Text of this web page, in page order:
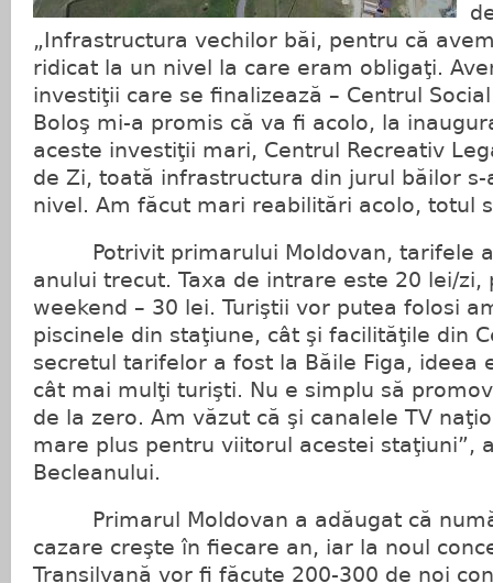
„Infrastructura vechilor băi, pentru că
ridicat la un nivel la care eram obligaţi.
investiţii care se finalizează – Centrul
Boloş mi-a promis că va fi acolo, la
aceste investiţii mari, Centrul Recreativ
de Zi, toată infrastructura din jurul băilor
nivel. Am făcut mari reabilitări acolo, totul
Potrivit primarului Moldovan, tarifele
anului trecut. Taxa de intrare este 20 lei/zi,
weekend – 30 lei. Turiştii vor putea folosi
piscinele din staţiune, cât şi facilităţile din
secretul tarifelor a fost la Băile Figa, ideea
cât mai mulţi turişti. Nu e simplu să
de la zero. Am văzut că şi canalele TV
mare plus pentru viitorul acestei staţiuni”,
Becleanului.
Primarul Moldovan a adăugat că
cazare creşte în fiecare an, iar la noul
Transilvană vor fi făcute 200-300 de noi